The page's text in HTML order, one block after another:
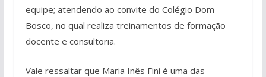
equipe; atendendo ao convite do Colégio Dom
Bosco, no qual realiza treinamentos de formação
docente e consultoria.
Vale ressaltar que Maria Inês Fini é uma das